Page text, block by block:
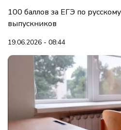
100 баллов за ЕГЭ по
выпускников
19.06.2026 - 08:44